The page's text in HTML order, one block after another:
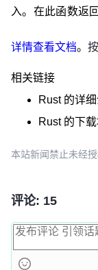
x
println!
});
// After the
assert_eq!(x,
入。 在此函数返
详情查看文档。
相关链接
Rust的详细
Rust的下载
本站新闻禁止未经
评论: 15